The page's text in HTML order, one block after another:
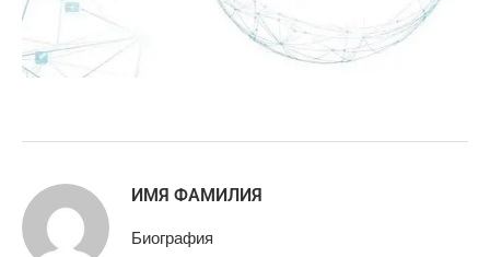
ИМЯ ФАМИЛИЯ
Биография